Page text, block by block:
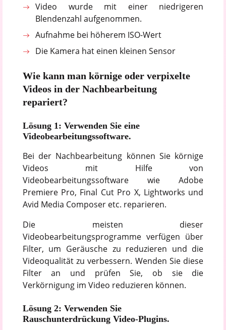
Video wurde mit einer niedrigeren
Blendenzahl aufgenommen.
Aufnahme bei höherem ISO-Wert
Die Kamera hat einen kleinen Sensor
Wie kann man körnige oder verpixelte
Videos in der Nachbearbeitung
repariert?
Lösung 1: Verwenden Sie eine
Videobearbeitungssoftware.
Bei der Nachbearbeitung können Sie körnige
Videos mit Hilfe von
Videobearbeitungssoftware wie Adobe
Premiere Pro, Final Cut Pro X, Lightworks und
Avid Media Composer etc. reparieren.
Die meisten dieser
Videobearbeitungsprogramme verfügen über
Filter, um Geräusche zu reduzieren und die
Videoqualität zu verbessern. Wenden Sie diese
Filter an und prüfen Sie, ob sie die
Verkörnigung im Video reduzieren können.
Lösung 2: Verwenden Sie
Rauschunterdrückung Video-Plugins.